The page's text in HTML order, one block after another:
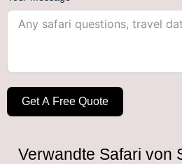
Get A Free Quote
Verwandte Safari von